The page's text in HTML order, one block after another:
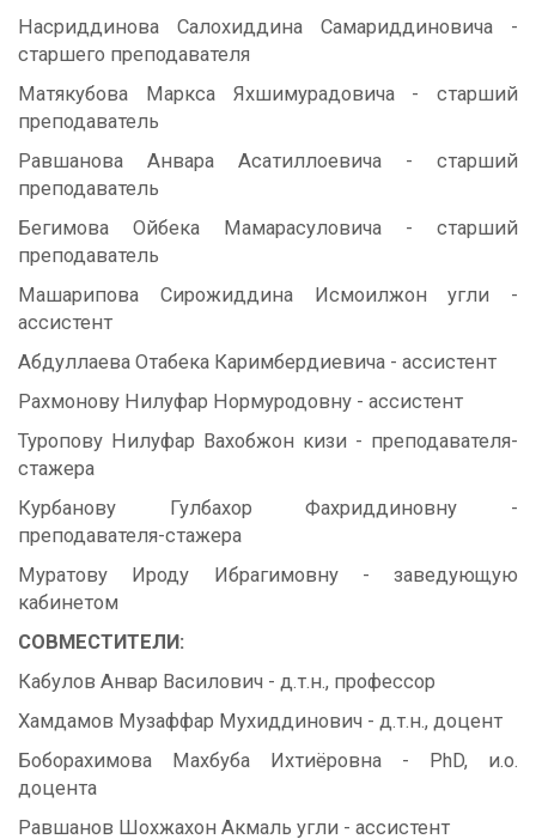
Насриддинова Салохиддина Самариддиновича -
старшего преподавателя
Матякубова Маркса Яхшимурадовича - старший
преподаватель
Равшанова Анвара Асатиллоевича - старший
преподаватель
Бегимова Ойбека Мамарасуловича - старший
преподаватель
Машарипова Сирожиддина Исмоилжон угли -
ассистент
Абдуллаева Отабека Каримбердиевича - ассистент
Рахмонову Нилуфар Нормуродовну - ассистент
Туропову Нилуфар Вахобжон кизи - преподавателя-
стажера
Курбанову Гулбахор Фахриддиновну -
преподавателя-стажера
Муратову Ироду Ибрагимовну - заведующую
кабинетом
СОВМЕСТИТЕЛИ:
Кабулов Анвар Василович - д.т.н., профессор
Хамдамов Музаффар Мухиддинович - д.т.н., доцент
Боборахимова Махбуба Ихтиёровна - PhD, и.о.
доцента
Равшанов Шохжахон Акмаль угли - ассистент